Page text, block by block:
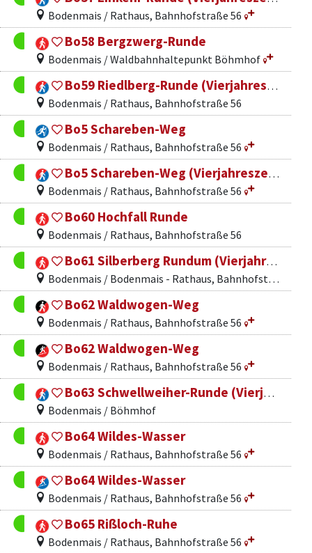
Bodenmais / Rathaus, Bahnhofstraße 56
Bo58 Bergzwerg-Runde
Bodenmais / Waldbahnhaltepunkt Böhmhof
Bo59 Riedlberg-Runde (Vierjahreszeiten)
Bodenmais / Rathaus, Bahnhofstraße 56
Bo5 Schareben-Weg
Bodenmais / Rathaus, Bahnhofstraße 56
Bo5 Schareben-Weg (Vierjahreszeitenweg)
Bodenmais / Rathaus, Bahnhofstraße 56
Bo60 Hochfall Runde
Bodenmais / Rathaus, Bahnhofstraße 56
Bo61 Silberberg Rundum (Vierjahreszeitenweg)
Bodenmais / Bodenmais - Rathaus, Bahnhofstr. 56
Bo62 Waldwogen-Weg
Bodenmais / Rathaus, Bahnhofstraße 56
Bo62 Waldwogen-Weg
Bodenmais / Rathaus, Bahnhofstraße 56
Bo63 Schwellweiher-Runde (Vierjahreszeitenweg)
Bodenmais / Böhmhof
Bo64 Wildes-Wasser
Bodenmais / Rathaus, Bahnhofstraße 56
Bo64 Wildes-Wasser
Bodenmais / Rathaus, Bahnhofstraße 56
Bo65 Rißloch-Ruhe
Bodenmais / Rathaus, Bahnhofstraße 56